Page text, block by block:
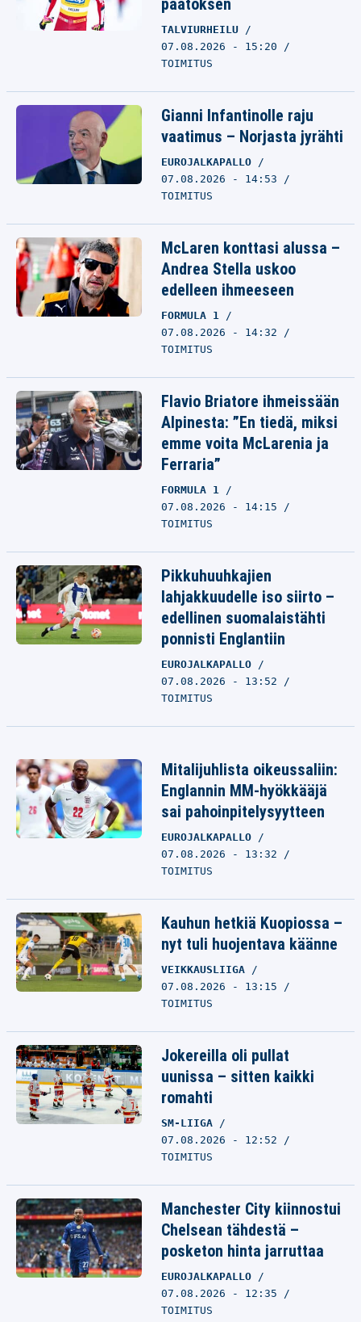
päätöksen
TALVIURHEILU
07.08.2026 - 15:20
TOIMITUS
Gianni Infantinolle raju
vaatimus – Norjasta jyrähti
EUROJALKAPALLO
07.08.2026 - 14:53
TOIMITUS
McLaren konttasi alussa –
Andrea Stella uskoo
edelleen ihmeeseen
FORMULA 1
07.08.2026 - 14:32
TOIMITUS
Flavio Briatore ihmeissään
Alpinesta: ”En tiedä, miksi
emme voita McLarenia ja
Ferraria”
FORMULA 1
07.08.2026 - 14:15
TOIMITUS
Pikkuhuuhkajien
lahjakkuudelle iso siirto –
edellinen suomalaistähti
ponnisti Englantiin
EUROJALKAPALLO
07.08.2026 - 13:52
TOIMITUS
Mitalijuhlista oikeussaliin:
Englannin MM-hyökkääjä
sai pahoinpitelysyytteen
EUROJALKAPALLO
07.08.2026 - 13:32
TOIMITUS
Kauhun hetkiä Kuopiossa –
nyt tuli huojentava käänne
VEIKKAUSLIIGA
07.08.2026 - 13:15
TOIMITUS
Jokereilla oli pullat
uunissa – sitten kaikki
romahti
SM-LIIGA
07.08.2026 - 12:52
TOIMITUS
Manchester City kiinnostui
Chelsean tähdestä –
posketon hinta jarruttaa
EUROJALKAPALLO
07.08.2026 - 12:35
TOIMITUS